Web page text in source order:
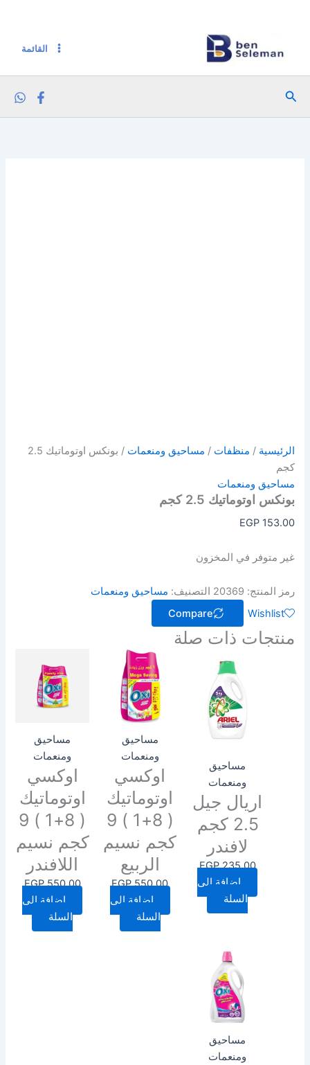
القائمة
البحث
الرئيسية / منظفات / مساحيق ومنعمات
/ بونكس اوتوماتيك 2.5
كجم
مساحيق ومنعمات
بونكس اوتوماتيك 2.5 كجم
EGP153.00
غير متوفر في المخزون
رمز المنتج: 20369 التصنيف: مساحيق ومنعمات
Wishlist
Compare
منتجات ذات صلة
مساحيق
ومنعمات
اريال جيل
2.5 كجم
لافندر
EGP235.00
إضافة إلى
السلة
مساحيق
ومنعمات
اوكسي
اوتوماتيك
( 8+1 ) 9
كجم نسيم
الربيع
EGP550.00
إضافة إلى
السلة
مساحيق
ومنعمات
اوكسي
اوتوماتيك
( 8+1 ) 9
كجم نسيم
اللافندر
EGP550.00
إضافة إلى
السلة
مساحيق
ومنعمات